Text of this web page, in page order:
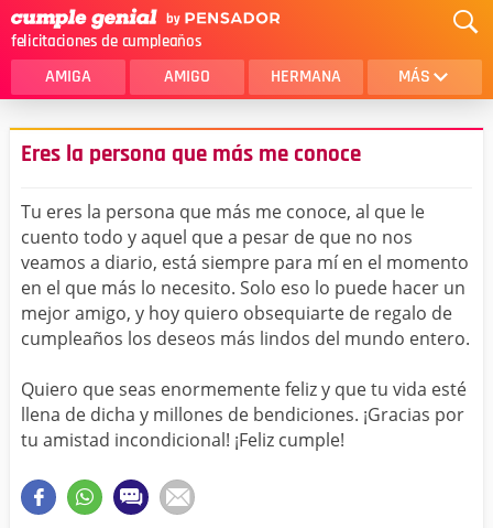
felicitaciones de cumpleaños
AMIGA AMIGO HERMANA MÁS
MAMA
AMOR
SOBRINA
HIJA
HERMANO
HIJO
NOVIA
ESPOSO
PAPA
HOMBRE
TIA
CUÑADA
ALGUIEN ESPECIAL
TODAS LAS CATEGORÍAS
Eres la persona que más me conoce
Tu eres la persona que más me conoce, al que le
cuento todo y aquel que a pesar de que no nos
veamos a diario, está siempre para mí en el momento
en el que más lo necesito. Solo eso lo puede hacer un
mejor amigo, y hoy quiero obsequiarte de regalo de
cumpleaños los deseos más lindos del mundo entero.
Quiero que seas enormemente feliz y que tu vida esté
llena de dicha y millones de bendiciones. ¡Gracias por
tu amistad incondicional! ¡Feliz cumple!